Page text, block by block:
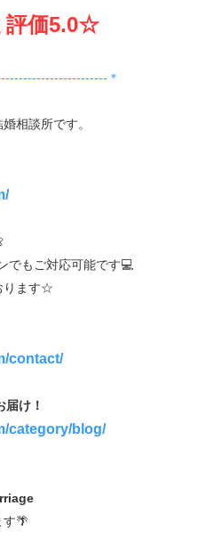
価5.0☆
＊
相談所です。
でもご対応可能です💻
ります☆
contact/
け！
category/blog/
す🌴